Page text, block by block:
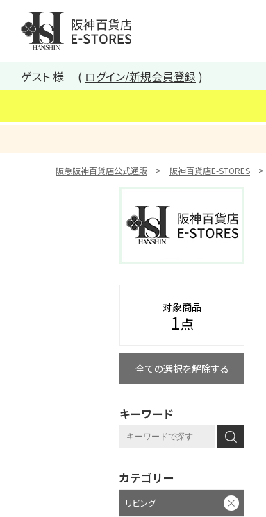
阪神百貨店E-STORES TOP
ゲスト 様 ログイン/新規会員登録
阪急阪神百貨店公式通販 阪神百貨店E-STORES
対象商品
1点
全ての選択を解除する
キーワード
カテゴリー
リビング